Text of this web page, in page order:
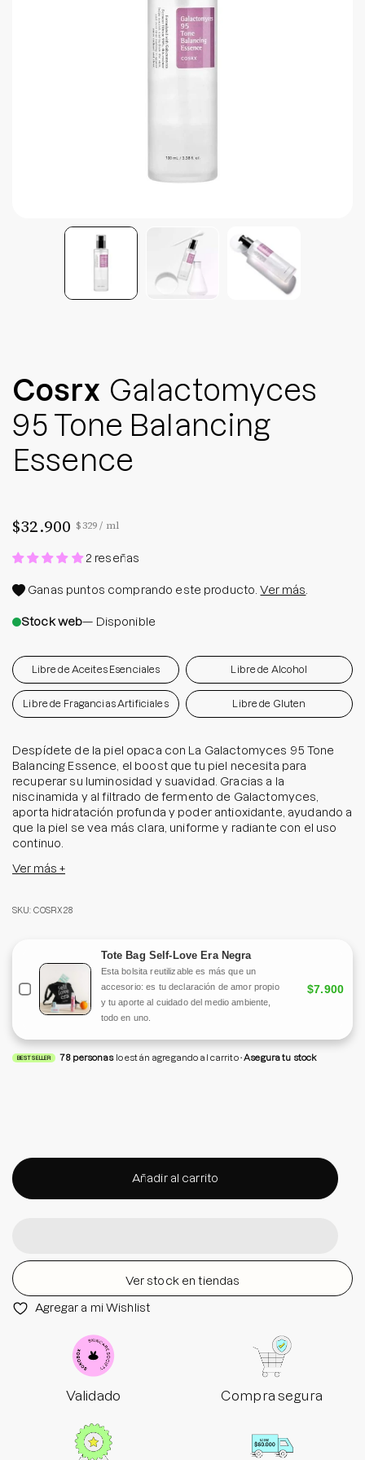
Protector Solar en Barra No.1
Parche para granitos
Cosrx Galactomyces
95 Tone Balancing
Essence
$32.900 Precio por unidad
$329 /por
ml
2 reseñas
Ganas puntos comprando este producto.Ver más
Stock web— Disponible
Libre de Aceites Esenciales Libre de Alcohol
Libre de Fragancias Artificiales Libre de Gluten
Despídete de la piel opaca con La Galactomyces 95 Tone
Balancing Essence, el boost que tu piel necesita para
recuperar su luminosidad y suavidad. Gracias a la
niscinamida y al filtrado de fermento de Galactomyces,
aporta hidratación profunda y poder antioxidante, ayudando a
que la piel se vea más clara, uniforme y radiante con el uso
continuo.
Y con su combinación de ácido hialurónico y pantenol, esta
cutánea y dejando un rostro sano y fresco. Su textura ligera
las más sensibles.
Tamaño:100
Ver más +
SKU: COSRX28
Tote Bag Self-Love Era Negra
Esta bolsita reutilizable es más que un
accesorio: es tu declaración de amor propio
y tu aporte al cuidado del medio ambiente,
todo en uno.
$7.900
BEST SELLER 78 personas lo están agregando al carrito Asegura tu stock
Añadir al carrito
Ver stock en tiendas
Agregar a mi Wishlist
Validado Compra segura